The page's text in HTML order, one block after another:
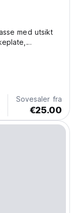
med utsikt
og alt
spiseplass
Sovesaler fra
€25.00